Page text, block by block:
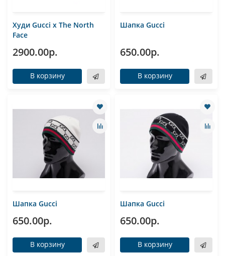
Худи Gucci x The North
Face
2900.00р.
В корзину
Шапка Gucci
650.00р.
В корзину
Шапка Gucci
650.00р.
В корзину
Шапка Gucci
650.00р.
В корзину